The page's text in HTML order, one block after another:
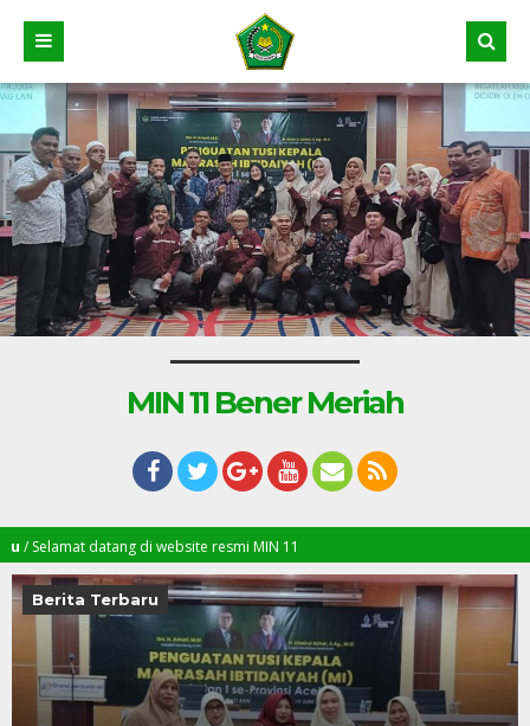
MIN 11 Bener Meriah
datang di website resmi MIN 11
Berita Terbaru